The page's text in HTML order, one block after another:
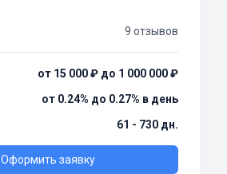
9 отзывов
от 15 000 ₽ до 1 000 000 ₽
от 0.24% до 0.27% в день
61 - 730 дн.
Оформить заявку